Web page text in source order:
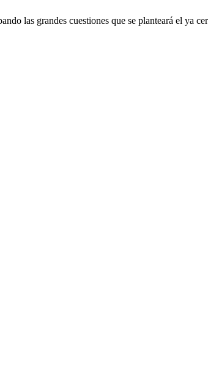
las grandes cuestiones que se planteará el ya